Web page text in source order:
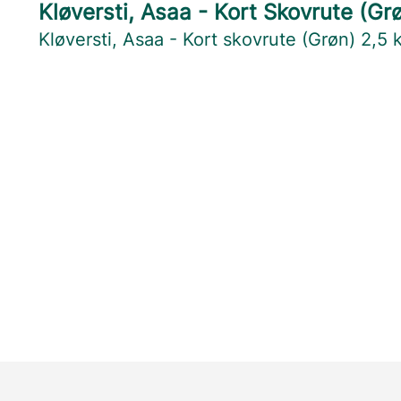
Kløversti, Asaa - Kort Skovrute
Kløversti, Asaa - Kort skovrute (Grøn) 2,5